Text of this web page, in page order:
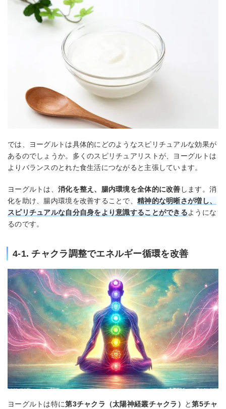
では、ヨーグルトは具体的にどのようなスピリチュアルな効果が
あるのでしょうか。多くのスピリチュアリストが、ヨーグルトは
よりバランスのとれた食生活につながると主張しています。
ヨーグルトは、 消化を整え、腸内環境を全体的に改善 します。消
化を助け、腸内環境を改善することで、精神的な明晰さが増し、
スピリチュアルな自分自身をより意識することができるようにな
るのです。
4-1. チャクラ調整でエネルギー循環を改善
ヨーグルトは特に第3チャクラ（太陽神経叢チャクラ） と第5チャ